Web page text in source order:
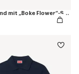
Freizeithemd mit „Boke Flower“-Stickerei in Oxford-Baumwolle